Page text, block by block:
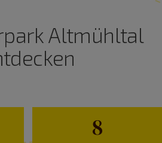
Altmühltal
8